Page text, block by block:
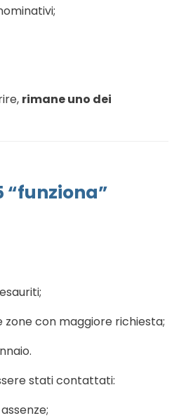
rimane uno dei
“funziona”
zone con maggiore richiesta;
stati contattati: